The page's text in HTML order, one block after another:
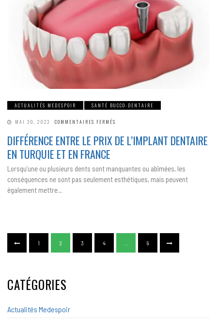
ACTUALITÉS MEDESPOIR SANTÉ BUCCO-DENTAIRE
MAI 30, 2023 COMMENTAIRES FERMÉS
LE
PRIX
EN
TURQUIE
ET
DIFFÉRENCE ENTRE LE PRIX DE L’IMPLANT DENTAIRE
EN TURQUIE ET EN FRANCE
Lorsqu’une ou plusieurs dents sont manquantes ou abîmées, les
conséquences ne sont pas seulement esthétiques, mais peuvent
également mettre…
1 2 3 4 9
CATÉGORIES
Actualités Medespoir